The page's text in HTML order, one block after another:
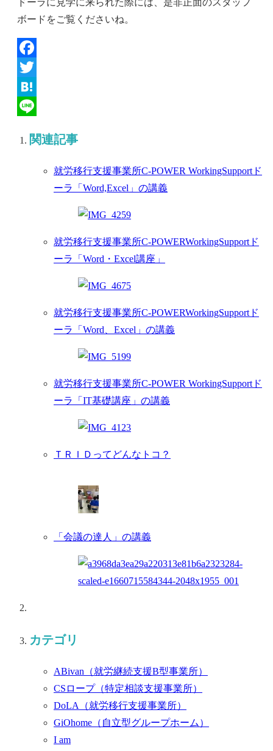
ドーラに見学に来られた際には、是非正面のスタッフ
ボードをご覧くださいね。
Facebook
Twitter
Hatena
関連記事
就労移行支援事業所C-POWER WorkingSupportド
ーラ「Word,Excel」の講義
就労移行支援事業所C-POWERWorkingSupportド
ーラ「Word・Excel講座」
就労移行支援事業所C-POWERWorkingSupportド
ーラ「Word、Excel」の講義
就労移行支援事業所C-POWER WorkingSupportド
ーラ「IT基礎講座」の講義
ＴＲＩＤってどんなトコ？
「会議の達人」の講義
カテゴリ
ABivan （就労継続支援B型事業所）
CSロープ （特定相談支援事業所）
DoLA （就労移行支援事業所）
GiOhome （自立型グループホーム）
I am